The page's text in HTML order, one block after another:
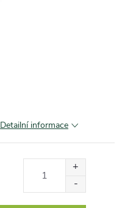
Detailní informace